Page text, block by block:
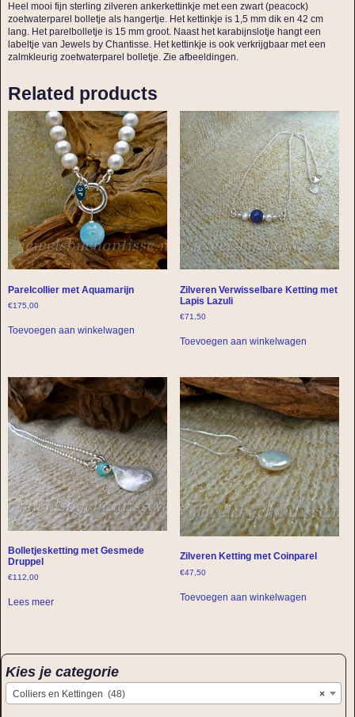
Heel mooi fijn sterling zilveren ankerkettinkje met een zwart (peacock)
zoetwaterparel bolletje als hangertje. Het kettinkje is 1,5 mm dik en 42 cm
lang. Het parelbolletje is 15 mm groot. Naast het karabijnslotje hangt een
labeltje van Jewels by Chantisse. Het kettinkje is ook verkrijgbaar met een
zalmkleurig zoetwaterparel bolletje. Zie afbeeldingen.
Related products
Parelcollier met Aquamarijn
€175,00
Toevoegen aan winkelwagen
Zilveren Verwisselbare Ketting met
Lapis Lazuli
€71,50
Toevoegen aan winkelwagen
Bolletjesketting met Gesmede
Druppel
€112,00
Lees meer
Zilveren Ketting met Coinparel
€47,50
Toevoegen aan winkelwagen
Kies je categorie
×
Colliers en Kettingen (48)